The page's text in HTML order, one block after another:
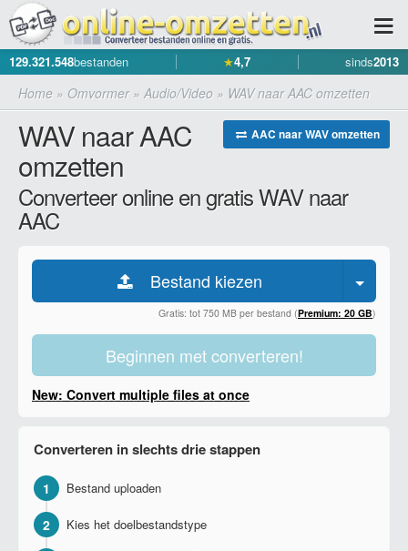
129.321.548bestanden ★4,7 sinds2013
Home » Omvormer» Audio/Video » WAV naar AAC omzetten
AAC naar WAV omzetten
WAV naar AAC
omzetten
Converteer online en gratis WAV naar
AAC
Bestand kiezen
Gratis: tot 750 MB per bestand (Premium: 20 GB)
Beginnen met converteren!
New: Convert multiple files at once
Converteren in slechts drie stappen
1 Bestand uploaden
2 Kies het doelbestandstype